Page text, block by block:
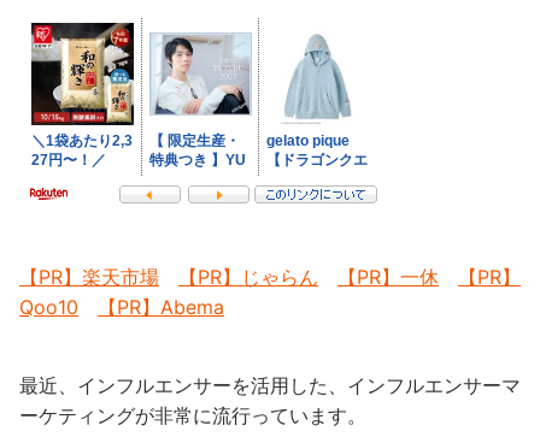
【PR】楽天市場 【PR】じゃらん 【PR】一休
【PR】
Qoo10
【PR】Abema
最近、インフルエンサーを活用した、インフルエンサーマ
ーケティングが非常に流行っています。